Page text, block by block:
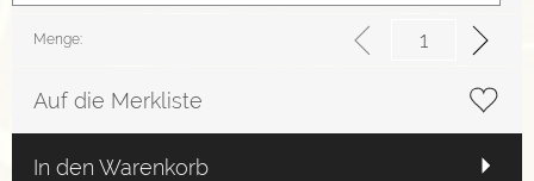
Menge:
Auf die Merkliste
In den Warenkorb